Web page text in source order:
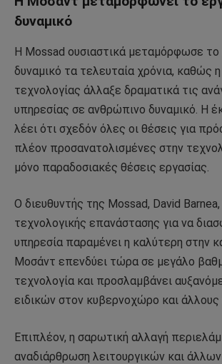
δυναμικό
Η Mossad ουσιαστικά μεταμόρφωσε το
δυναμικό τα τελευταία χρόνια, καθώς
τεχνολογίας άλλαξε δραματικά τις
υπηρεσίας σε ανθρώπινο δυναμικό. Η
λέει ότι σχεδόν όλες οι θέσεις για
πλέον προσανατολισμένες στην
μόνο παραδοσιακές θέσεις εργασίας.
Ο διευθυντής της Mossad, David Barnea,
τεχνολογικής επανάστασης για να
υπηρεσία παραμένει η καλύτερη στην
Μοσάντ επενδύει τώρα σε μεγάλο
τεχνολογία και προσλαμβάνει
ειδικών στον κυβερνοχώρο και άλλους
Επιπλέον, η σαρωτική αλλαγή
αναδιάρθρωση λειτουργικών και